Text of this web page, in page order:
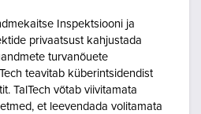
Inspektsiooni ja
privaatsust kahjustada
turvanõuete
teavitab küberintsidendist
TalTech võtab viivitamata
et leevendada volitamata